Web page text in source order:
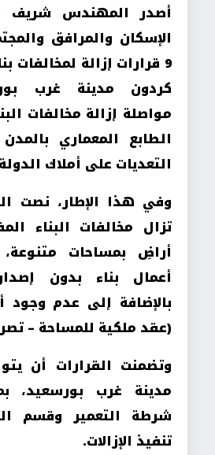
أصدر المهندس شريف
الإسكان والمرافق
9 قرارات إزالة لمخالفات
كردون مدينة غرب
مواصلة إزالة مخالفات
الطابع المعماري
التعديات على أملاك
وفي هذا الإطار، نصت
تزال مخالفات البناء
أراضِ بمساحات
أعمال بناء بدون
بالإضافة إلى عدم
(عقد ملكية للمساحة –
وتضمنت القرارات أن
مدينة غرب بورسعيد،
شرطة التعمير وقسم
تنفيذ الإزالات.